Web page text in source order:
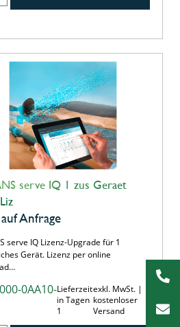
serve IQ 1 zus Geraet
Anfrage
serve IQ Lizenz-Upgrade für 1
Gerät. Lizenz per online
0AA10-Lieferzeit
in Tagen
1
exkl. MwSt. |
kostenloser
Versand